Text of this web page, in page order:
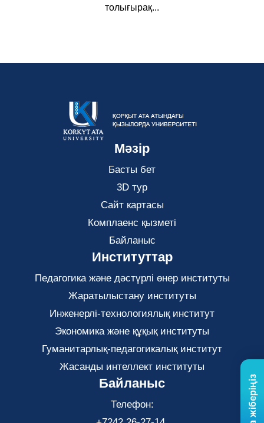
толығырақ...
Мәзір
Басты бет
3D тур
Сайт картасы
Комплаенс қызметі
Байланыс
Институттар
Педагогика және дәстүрлі өнер институты
Жаратылыстану институты
Инженерлі-технологиялық институт
Экономика және құқық институты
Гуманитарлық-педагогикалық институт
Жасанды интеллект институты
Байланыс
Телефон: